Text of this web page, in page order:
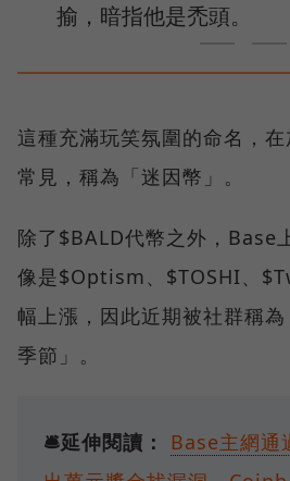
揄，暗指他是禿頭。
這種充滿玩笑氛圍的命名，
常見，稱為「迷因幣」。
除了$BALD代幣之外，Base
像是$Optism、$TOSHI、
幅上漲，因此近期被社群稱
季節」。
🛎️延伸閱讀：
Base主網通